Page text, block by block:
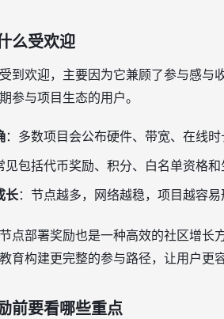
么受欢迎
到欢迎，主要因为它兼顾了参与感与
参与项目生态的用户。
：多数项目会公布硬件、带宽、在线时
见包括代币奖励、积分、白名单资格和
长：节点越多，网络越稳，项目越容易
点部署奖励也是一种高效的社区增
育构建更完整的参与路径，让用户更
前要看哪些重点